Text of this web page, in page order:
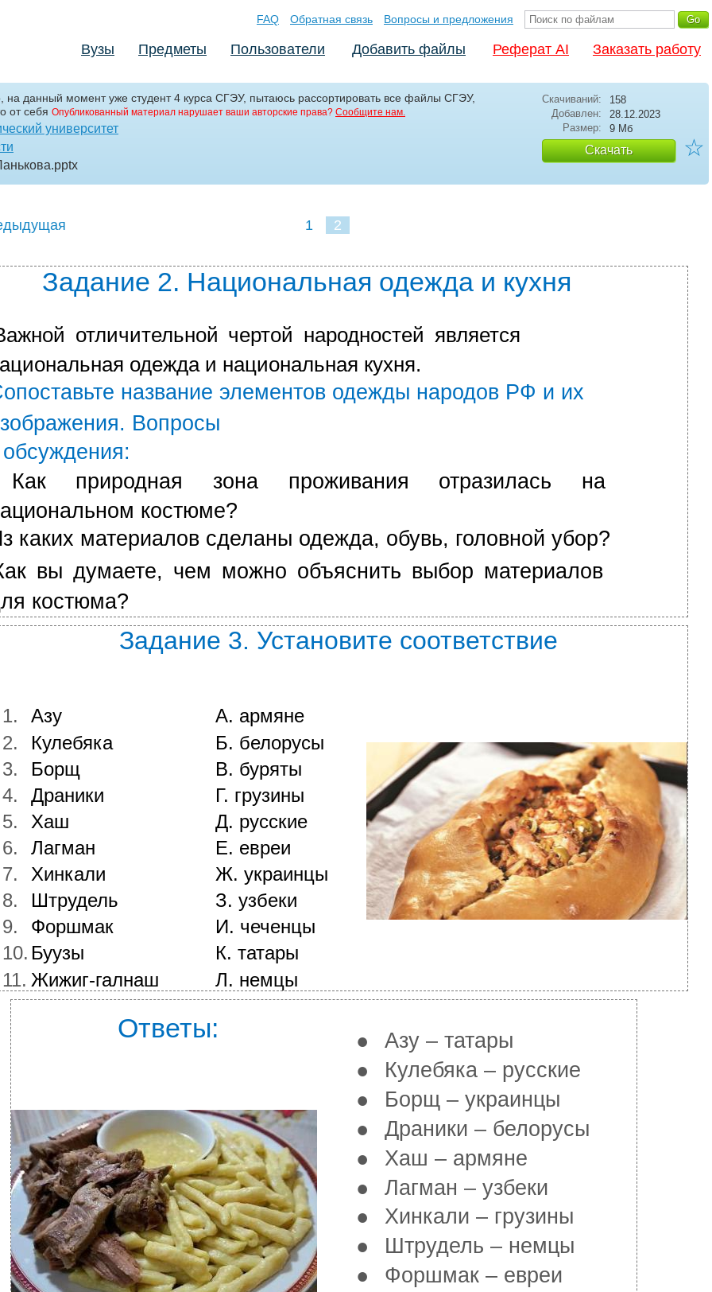
FAQ Обратная связь Вопросы и предложения
Вузы Предметы Пользователи Добавить файлы Реферат AI Заказать работу
на данный момент уже студент 4 курса СГЭУ, пытаюсь рассортировать все файлы СГЭУ,
от себя Опубликованный материал нарушает ваши авторские права? Сообщите нам.
университет
.pptx
Скачиваний:
158
Добавлен:
28.12.2023
Размер:
9 Мб
Скачать ☆
1 2
Задание 2. Национальная одежда и кухня
отличительной чертой народностей является
одежда и национальная кухня.
название элементов одежды народов РФ и их
Вопросы
Как природная зона проживания отразилась на
костюме?
каких материалов сделаны одежда, обувь, головной убор?
вы думаете, чем можно объяснить выбор материалов
костюма?
Задание 3. Установите соответствие
1. Азу
А. армяне
2.
Кулебяка
Б. белорусы
3.
Борщ
В. буряты
4.
Драники
Г. грузины
5.
Хаш
Д. русские
6.
Лагман
Е. евреи
7.
Хинкали
Ж. украинцы
8.
Штрудель
З. узбеки
9.
Форшмак
И. чеченцы
10. Буузы
К. татары
11. Жижиг-галнаш Л. немцы
Ответы: ●
Азу – татары
●
Кулебяка – русские
●
Борщ – украинцы
●
Драники – белорусы
●
Хаш – армяне
●
Лагман – узбеки
●
Хинкали – грузины
●
Штрудель – немцы
●
Форшмак – евреи